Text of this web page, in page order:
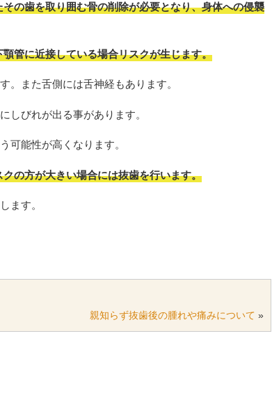
の歯を取り囲む骨の削除が必要となり、身体への侵襲
管に近接している場合リスクが生じます。
。また舌側には舌神経もあります。
しびれが出る事があります。
可能性が高くなります。
の方が大きい場合には抜歯を行います。
ます。
親知らず抜歯後の腫れや痛みについて »